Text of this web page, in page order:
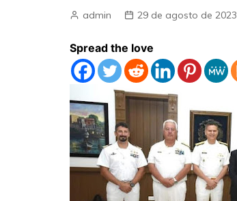
admin 29 de agosto de 2023
Spread the love